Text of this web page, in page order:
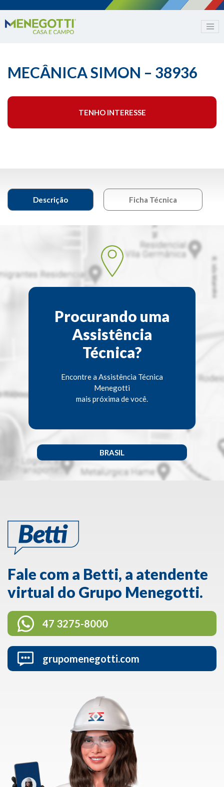
MECÂNICA SIMON – 38936
TENHO INTERESSE
Descrição Ficha Técnica
Procurando uma
Assistência
Técnica?
Encontre a Assistência Técnica
Menegotti
mais próxima de você.
BRASIL
Fale com a Betti, a atendente
virtual do Grupo Menegotti.
47 3275-8000
grupomenegotti.com